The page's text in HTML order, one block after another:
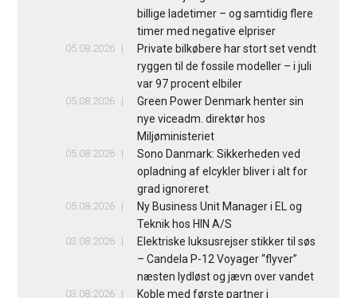
billige ladetimer – og samtidig flere
timer med negative elpriser
05.08.2026
Private bilkøbere har stort set vendt
ryggen til de fossile modeller – i juli
var 97 procent elbiler
05.08.2026
Green Power Denmark henter sin
nye viceadm. direktør hos
Miljøministeriet
05.08.2026
Sono Danmark: Sikkerheden ved
opladning af elcykler bliver i alt for
grad ignoreret
05.08.2026
Ny Business Unit Manager i EL og
Teknik hos HIN A/S
03.08.2026
Elektriske luksusrejser stikker til søs
– Candela P-12 Voyager “flyver”
næsten lydløst og jævn over vandet
03.08.2026
Koble med første partner i